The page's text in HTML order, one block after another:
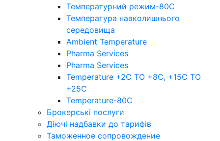
Температурний режим-80С
Температура навколишнього
середовища
Ambient Temperature
Pharma Services
Pharma Services
Temperature +2C TO +8С, +15C TO
+25С
Temperature-80С
Брокерські послуги
Діючі надбавки до тарифів
Таможенное сопровождение